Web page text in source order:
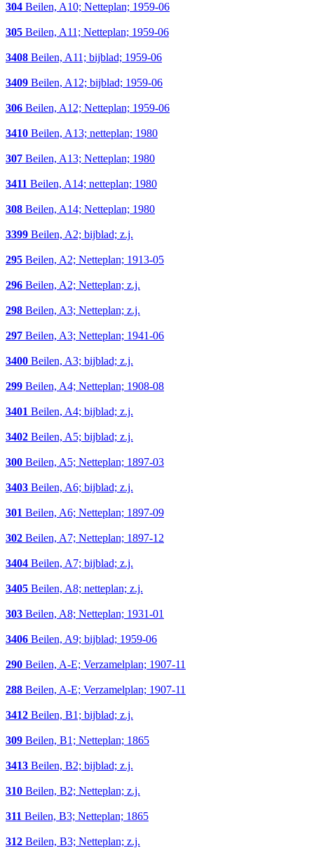
304 Beilen, A10; Netteplan; 1959-06
305 Beilen, A11; Netteplan; 1959-06
3408 Beilen, A11; bijblad; 1959-06
3409 Beilen, A12; bijblad; 1959-06
306 Beilen, A12; Netteplan; 1959-06
3410 Beilen, A13; netteplan; 1980
307 Beilen, A13; Netteplan; 1980
3411 Beilen, A14; netteplan; 1980
308 Beilen, A14; Netteplan; 1980
3399 Beilen, A2; bijblad; z.j.
295 Beilen, A2; Netteplan; 1913-05
296 Beilen, A2; Netteplan; z.j.
298 Beilen, A3; Netteplan; z.j.
297 Beilen, A3; Netteplan; 1941-06
3400 Beilen, A3; bijblad; z.j.
299 Beilen, A4; Netteplan; 1908-08
3401 Beilen, A4; bijblad; z.j.
3402 Beilen, A5; bijblad; z.j.
300 Beilen, A5; Netteplan; 1897-03
3403 Beilen, A6; bijblad; z.j.
301 Beilen, A6; Netteplan; 1897-09
302 Beilen, A7; Netteplan; 1897-12
3404 Beilen, A7; bijblad; z.j.
3405 Beilen, A8; netteplan; z.j.
303 Beilen, A8; Netteplan; 1931-01
3406 Beilen, A9; bijblad; 1959-06
290 Beilen, A-E; Verzamelplan; 1907-11
288 Beilen, A-E; Verzamelplan; 1907-11
3412 Beilen, B1; bijblad; z.j.
309 Beilen, B1; Netteplan; 1865
3413 Beilen, B2; bijblad; z.j.
310 Beilen, B2; Netteplan; z.j.
311 Beilen, B3; Netteplan; 1865
312 Beilen, B3; Netteplan; z.j.